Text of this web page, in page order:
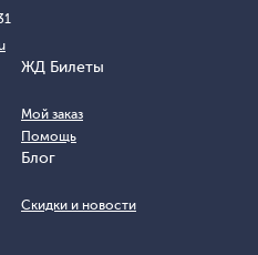
ЖД Билеты
Мой заказ
Помощь
Блог
Скидки и новости